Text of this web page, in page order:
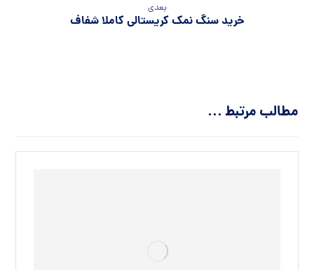
بعدی
خرید سنگ نمک کریستالی کاملا شفاف
مطالب مرتبط ...